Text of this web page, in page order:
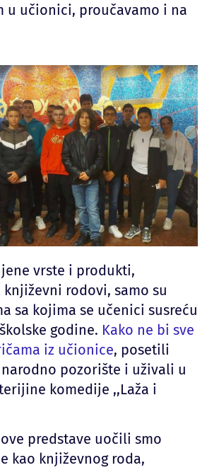
u učionici, proučavamo i na
vrste i produkti,
rodovi, samo su
sa kojima se učenici susreću
godine. Kako ne bi sve
iz učionice, posetili
pozorište i uživali u
komedije ,,Laža i
predstave uočili smo
kao književnog roda,